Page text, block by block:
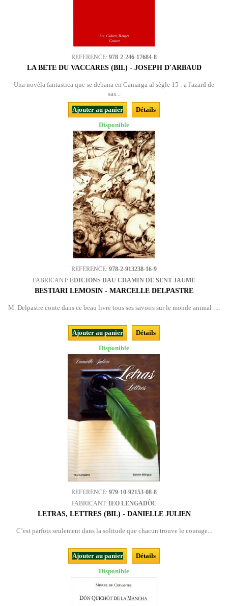
REFERENCE: 978-2-246-17684-8
LA BÊTE DU VACCARÈS (BIL) - JOSEPH D'ARBAUD
Una novèla fantastica que se debana en Camarga al sègle 15 : a l'azard de
sas...
Ajouter au panier
Détails
Disponible
REFERENCE: 978-2-913238-16-9
FABRICANT: EDICIONS DAU CHAMIN DE SENT JAUME
BESTIARI LEMOSIN - MARCELLE DELPASTRE
M. Delpastre conte dans ce beau livre tous ses savoirs sur le monde animal :...
Ajouter au panier
Détails
Disponible
REFERENCE: 979-10-92153-08-8
FABRICANT: IEO LENGADÒC
LETRAS, LETTRES (BIL) - DANIELLE JULIEN
C’est parfois seulement dans la solitude que chacun trouve le courage...
Ajouter au panier
Détails
Disponible